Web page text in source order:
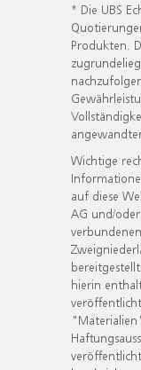
* Die UBS
Produkten.
Wichtige
auf diese
AG und/
hierin